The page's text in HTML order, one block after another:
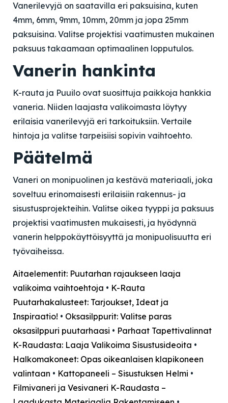
Vanerilevyjä on saatavilla eri paksuisina, kuten
4mm, 6mm, 9mm, 10mm, 20mm ja jopa 25mm
paksuisina. Valitse projektisi vaatimusten mukainen
paksuus takaamaan optimaalinen lopputulos.
Vanerin hankinta
K-rauta ja Puuilo ovat suosittuja paikkoja hankkia
vaneria. Niiden laajasta valikoimasta löytyy
erilaisia vanerilevyjä eri tarkoituksiin. Vertaile
hintoja ja valitse tarpeisiisi sopivin vaihtoehto.
Päätelmä
Vaneri on monipuolinen ja kestävä materiaali, joka
soveltuu erinomaisesti erilaisiin rakennus- ja
sisustusprojekteihin. Valitse oikea tyyppi ja paksuus
projektisi vaatimusten mukaisesti, ja hyödynnä
vanerin helppokäyttöisyyttä ja monipuolisuutta eri
työvaiheissa.
Aitaelementit: Puutarhan rajaukseen laaja
valikoima vaihtoehtoja • K-Rauta
Puutarhakalusteet: Tarjoukset, Ideat ja
Inspiraatio! • Oksasilppurit: Valitse paras
oksasilppuri puutarhaasi • Parhaat Tapettivalinnat
K-Raudasta: Laaja Valikoima Sisustusideoita •
Halkomakoneet: Opas oikeanlaisen klapikoneen
valintaan • Kattopaneeli – Sisustuksen Helmi •
Filmivaneri ja Vesivaneri K-Raudasta –